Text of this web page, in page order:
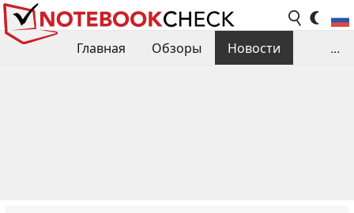
Главная Обзоры
Новости
...